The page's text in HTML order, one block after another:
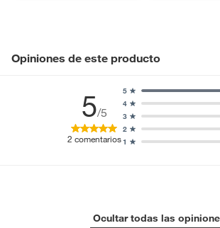
Opiniones de este producto
5/5
2 comentarios1
2
3
4
5
Ocultar todas las